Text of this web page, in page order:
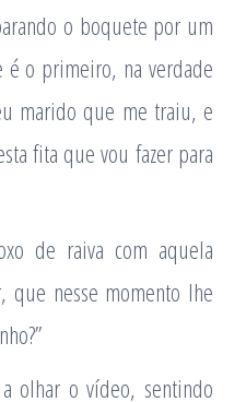
o boquete por um
é o primeiro, na verdade
marido que me traiu, e
fita que vou fazer para
de raiva com aquela
que nesse momento lhe
olhar o vídeo, sentindo